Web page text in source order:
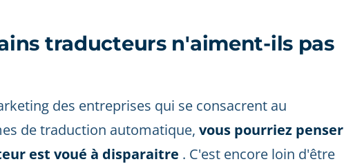
traducteurs n'aiment-ils pas
des entreprises qui se consacrent au
de traduction automatique, vous pourriez penser
est voué à disparaitre . C'est encore loin d'être